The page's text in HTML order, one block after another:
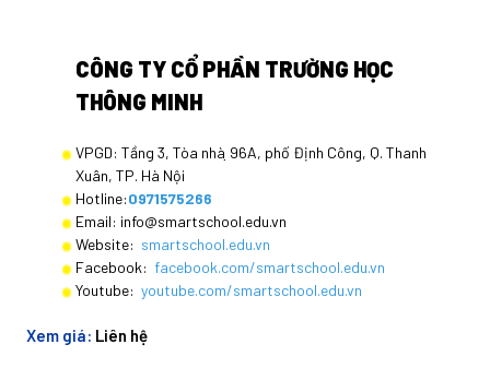
CÔNG TY CỔ PHẦN TRƯỜNG HỌC
THÔNG MINH
VPGD: Tầng 3, Tòa nhà ̣96A, phố Định Công, Q. Thanh
Xuân, TP. Hà Nội
Hotline:0971575266
Email: info@smartschool.edu.vn
Website: smartschool.edu.vn
Facebook: facebook.com/smartschool.edu.vn
Youtube: youtube.com/smartschool.edu.vn
Xem giá: Liên hệ